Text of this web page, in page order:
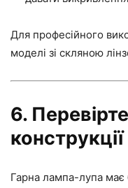
Для професійного
моделі зі скляною
6.
конструкції
Гарна лампа-лупа має